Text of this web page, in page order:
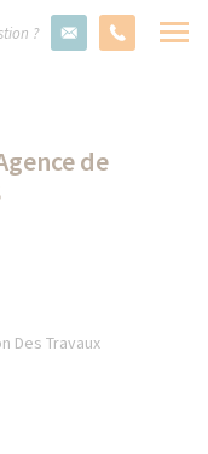
?
de
Des Travaux